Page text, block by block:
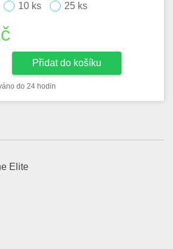
10 ks 25 ks
Přidat do košíku
do 24 hodin
Elite